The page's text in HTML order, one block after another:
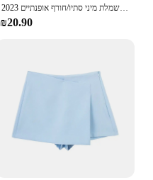
2023 אלגנטי של שמלת מיני סתיו/חורף אופנתיים ziplimming נשים אופנתיות חצאית עור pu
₪20.90